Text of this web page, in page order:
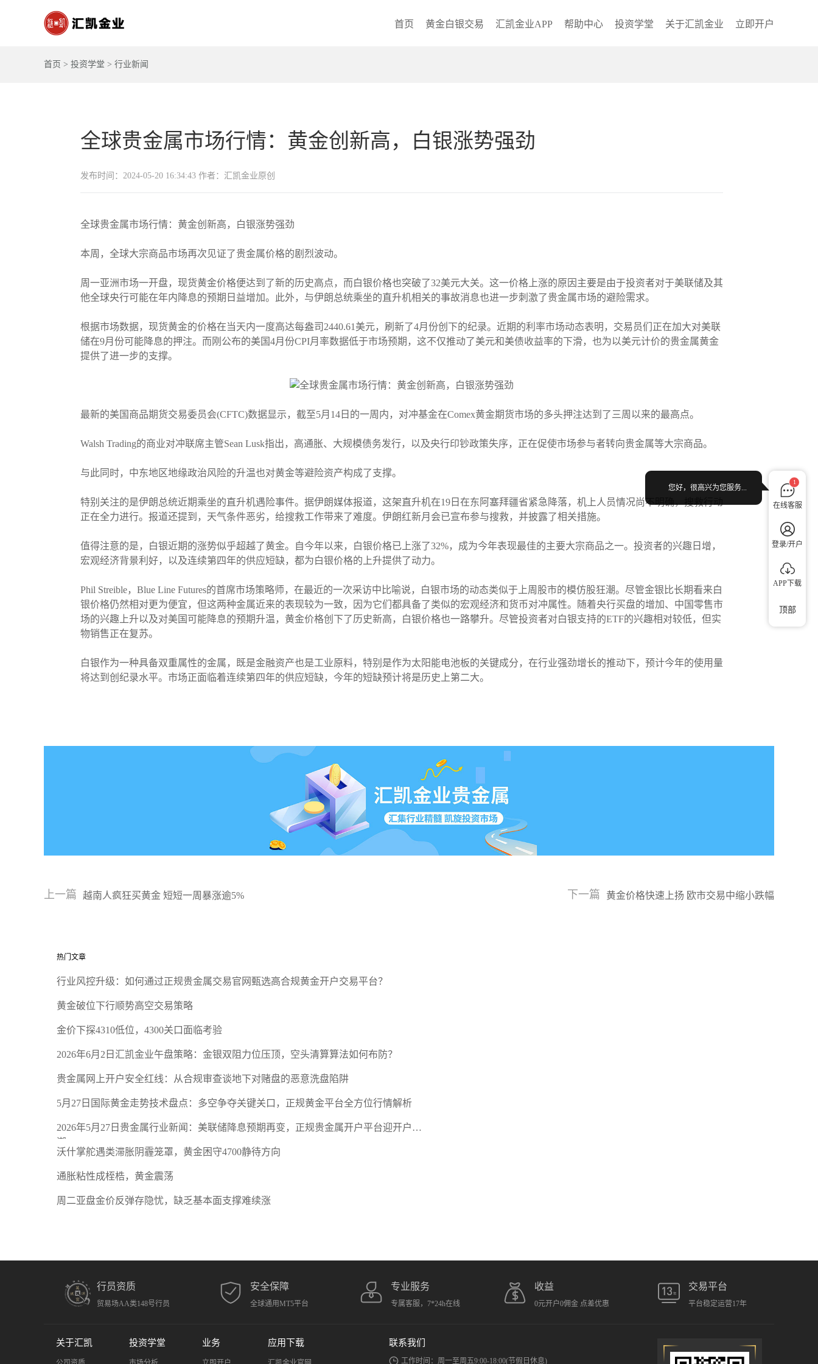
首页 黄金白银交易 汇凯金业APP 帮助中心 投资学堂 关于汇凯金业 立即开户
首页 > 投资学堂 > 行业新闻
全球贵金属市场行情：黄金创新高，白银涨势强劲
发布时间：2024-05-20 16:34:43 作者：汇凯金业原创
全球贵金属市场行情：黄金创新高，白银涨势强劲
本周，全球大宗商品市场再次见证了贵金属价格的剧烈波动。
周一亚洲市场一开盘，现货黄金价格便达到了新的历史高点，而白银价格也突破了32美元大关。这一价格上涨的原因主要是由于投资者对于美联储及其
他全球央行可能在年内降息的预期日益增加。此外，与伊朗总统乘坐的直升机相关的事故消息也进一步刺激了贵金属市场的避险需求。
根据市场数据，现货黄金的价格在当天内一度高达每盎司2440.61美元，刷新了4月份创下的纪录。近期的利率市场动态表明，交易员们正在加大对美联
储在9月份可能降息的押注。而刚公布的美国4月份CPI月率数据低于市场预期，这不仅推动了美元和美债收益率的下滑，也为以美元计价的贵金属黄金
提供了进一步的支撑。
最新的美国商品期货交易委员会(CFTC)数据显示，截至5月14日的一周内，对冲基金在Comex黄金期货市场的多头押注达到了三周以来的最高点。
Walsh Trading的商业对冲联席主管Sean Lusk指出，高通胀、大规模债务发行，以及央行印钞政策失序，正在促使市场参与者转向贵金属等大宗商品。
与此同时，中东地区地缘政治风险的升温也对黄金等避险资产构成了支撑。
特别关注的是伊朗总统近期乘坐的直升机遇险事件。据伊朗媒体报道，这架直升机在19日在东阿塞拜疆省紧急降落，机上人员情况尚不明确，搜救行动
正在全力进行。报道还提到，天气条件恶劣，给搜救工作带来了难度。伊朗红新月会已宣布参与搜救，并披露了相关措施。
值得注意的是，白银近期的涨势似乎超越了黄金。自今年以来，白银价格已上涨了32%，成为今年表现最佳的主要大宗商品之一。投资者的兴趣日增，
宏观经济背景利好，以及连续第四年的供应短缺，都为白银价格的上升提供了动力。
Phil Streible，Blue Line Futures的首席市场策略师，在最近的一次采访中比喻说，白银市场的动态类似于上周股市的模仿股狂潮。尽管金银比长期看来白
银价格仍然相对更为便宜，但这两种金属近来的表现较为一致，因为它们都具备了类似的宏观经济和货币对冲属性。随着央行买盘的增加、中国零售市
场的兴趣上升以及对美国可能降息的预期升温，黄金价格创下了历史新高，白银价格也一路攀升。尽管投资者对白银支持的ETF的兴趣相对较低，但实
物销售正在复苏。
白银作为一种具备双重属性的金属，既是金融资产也是工业原料，特别是作为太阳能电池板的关键成分，在行业强劲增长的推动下，预计今年的使用量
将达到创纪录水平。市场正面临着连续第四年的供应短缺，今年的短缺预计将是历史上第二大。
上一篇 越南人疯狂买黄金 短短一周暴涨逾5% 下一篇 黄金价格快速上扬 欧市交易中缩小跌幅
热门文章
行业风控升级：如何通过正规贵金属交易官网甄选高合规黄金开户交易平台？
黄金破位下行顺势高空交易策略
金价下探4310低位，4300关口面临考验
2026年6月2日汇凯金业午盘策略：金银双阻力位压顶，空头清算算法如何布防？
贵金属网上开户安全红线：从合规审查谈地下对赌盘的恶意洗盘陷阱
5月27日国际黄金走势技术盘点：多空争夺关键关口，正规黄金平台全方位行情解析
2026年5月27日贵金属行业新闻：美联储降息预期再变，正规贵金属开户平台迎开户热
潮
沃什掌舵遇类滞胀阴霾笼罩，黄金困守4700静待方向
通胀粘性成桎梏，黄金震荡
周二亚盘金价反弹存隐忧，缺乏基本面支撑难续涨
行员资质
贸易场AA类148号行员
安全保障
全球通用MT5平台
专业服务
专属客服，7*24h在线
收益
0元开户0佣金 点差优惠
交易平台
平台稳定运营17年
关于汇凯 投资学堂 业务 应用下载 联系我们
工作时间：周一至周五9:00-18:00(节假日休息)
1
在线客服
登录/开户
APP下载
您好，很高兴为您服务...
顶部